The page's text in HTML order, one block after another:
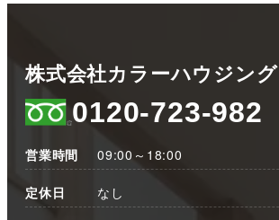
株式会社カラーハウジング
0120-723-982
営業時間 09:00～18:00
定休日 なし